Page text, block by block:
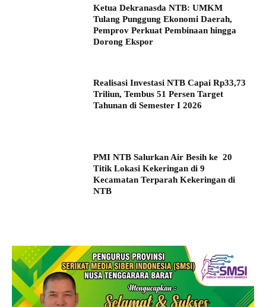
Ketua Dekranasda NTB: UMKM
Tulang Punggung Ekonomi Daerah,
Pemprov Perkuat Pembinaan hingga
Dorong Ekspor
Realisasi Investasi NTB Capai Rp33,73
Triliun, Tembus 51 Persen Target
Tahunan di Semester I 2026
PMI NTB Salurkan Air Besih ke 20
Titik Lokasi Kekeringan di 9
Kecamatan Terparah Kekeringan di
NTB